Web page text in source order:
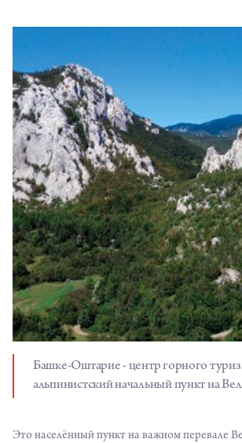
Башке-Оштарие - центр горного
альпинистский начальный пункт на
Это населённый пункт на важном перевале